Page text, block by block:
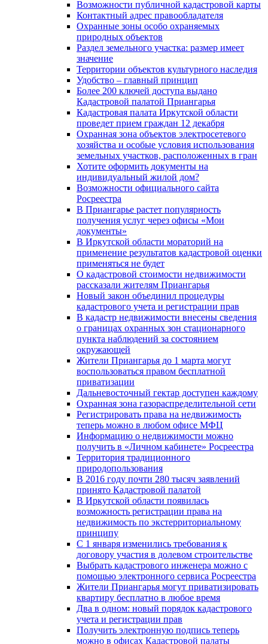
Возможности публичной кадастровой карты
Контактный адрес правообладателя
Охранные зоны особо охраняемых
природных объектов
Раздел земельного участка: размер имеет
значение
Территории объектов культурного наследия
Удобство – главный принцип
Более 200 ключей доступа выдано
Кадастровой палатой Приангарья
Кадастровая палата Иркутской области
проведет прием граждан 12 декабря
Охранная зона объектов электросетевого
хозяйства и особые условия использования
земельных участков, расположенных в гран
Хотите оформить документы на
индивидуальный жилой дом?
Возможности официального сайта
Росреестра
В Приангарье растет популярность
получения услуг через офисы «Мои
документы»
В Иркутской области мораторий на
применение результатов кадастровой оценки
применяться не будет
О кадастровой стоимости недвижимости
рассказали жителям Приангарья
Новый закон объединил процедуры
кадастрового учета и регистрации прав
В кадастр недвижимости внесены сведения
о границах охранных зон стационарного
пункта наблюдений за состоянием
окружающей
Жители Приангарья до 1 марта могут
воспользоваться правом бесплатной
приватизации
Дальневосточный гектар доступен каждому
Охранная зона газораспределительной сети
Регистрировать права на недвижимость
теперь можно в любом офисе МФЦ
Информацию о недвижимости можно
получить в «Личном кабинете» Росреестра
Территория традиционного
природопользования
В 2016 году почти 280 тысяч заявлений
принято Кадастровой палатой
В Иркутской области появилась
возможность регистрации права на
недвижимость по экстерриториальному
принципу
C 1 января изменились требования к
договору участия в долевом строительстве
Выбрать кадастрового инженера можно с
помощью электронного сервиса Росреестра
Жители Приангарья могут приватизировать
квартиру бесплатно в любое время
Два в одном: новый порядок кадастрового
учета и регистрации прав
Получить электронную подпись теперь
можно в офисах Кадастровой палаты